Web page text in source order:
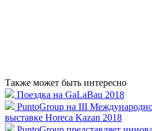
Также может быть интересно
Поездка на GaLaBau 2018
PuntoGroup на III
выставке Horeca Kazan 2018